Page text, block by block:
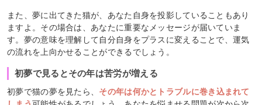
また、夢に出てきた猫が、あなた自身を投影していることもあり
ますよ。その場合は、あなたに重要なメッセージが届いていま
す。夢の意味を理解して自分自身をプラスに変えることで、運気
の流れを上向かせることができるでしょう。
初夢で見るとその年は苦労が増える
初夢で猫の夢を見たら、 その年は何かとトラブルに巻き込まれて